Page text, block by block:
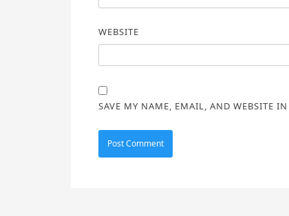
WEBSITE
SAVE MY NAME, EMAIL, AND WEBSITE